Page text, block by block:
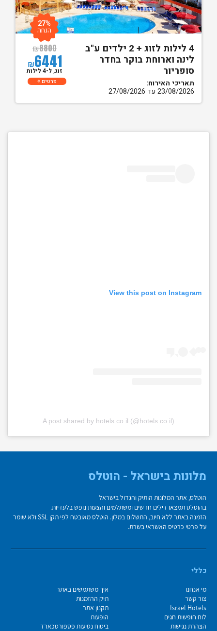
4 לילות לזוג + 2 ילדים ע"ב
לינה וארוחת בוקר בחדר
סופריור
תאריכי האירוח:
23/08/2026 עד 27/08/2026
₪8800
₪6441
27%
הנחה
זוג, ל-4 לילות
פרטים
View this post on Instagram
A post shared by hotels.co.il (@hotels.co.il)
מלונות בישראל - הוטלס
הוטלס, אתר המלונות הותיק והגדול בישראל
בהוטלס תמצאו דילים חדשים ומשתלמים והצעות נופש בלעדיות.
הזמנה באתר ללא חיוב, התשלום במלון. הוטלס מאובטח לפי תקן SSL ולא שומר
על פרטי כרטיס האשראי בשרת.
כללי
מי אנחנו
איך משתמשים באתר
צור קשר
תיק ההזמנות
Israel Hotels
תקנון אתר
לוח חופשות חגים
הופעות
הצהרת נגישות
ביטוח נסיעות פספורטכארד